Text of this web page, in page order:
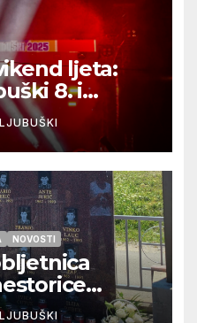
ljeta:
8. i
NOVOSTI